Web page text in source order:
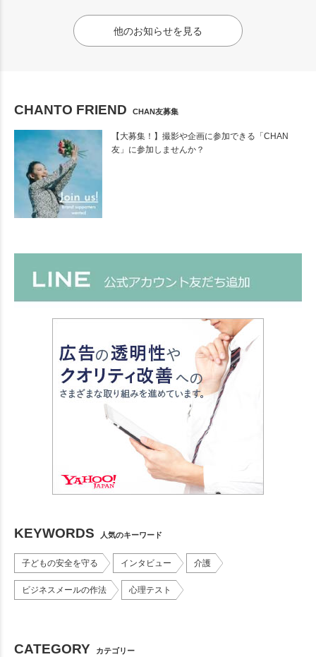
他のお知らせを見る
CHANTO FRIEND CHAN友募集
【大募集！】撮影や企画に参加できる「CHAN
友」に参加しませんか？
KEYWORDS 人気のキーワード
子どもの安全を守る インタビュー 介護
ビジネスメールの作法 心理テスト
CATEGORY カテゴリー